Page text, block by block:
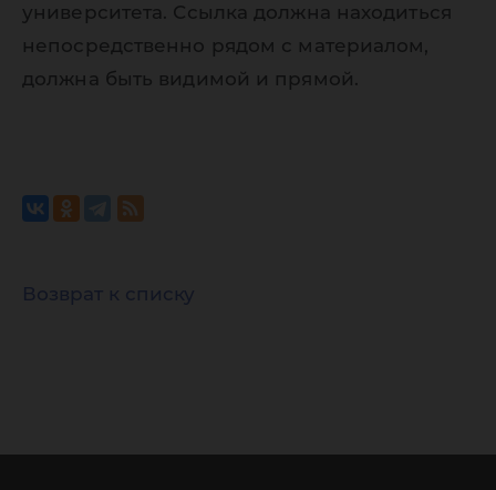
университета. Ссылка должна находиться
непосредственно рядом с материалом,
должна быть видимой и прямой.
Возврат к списку